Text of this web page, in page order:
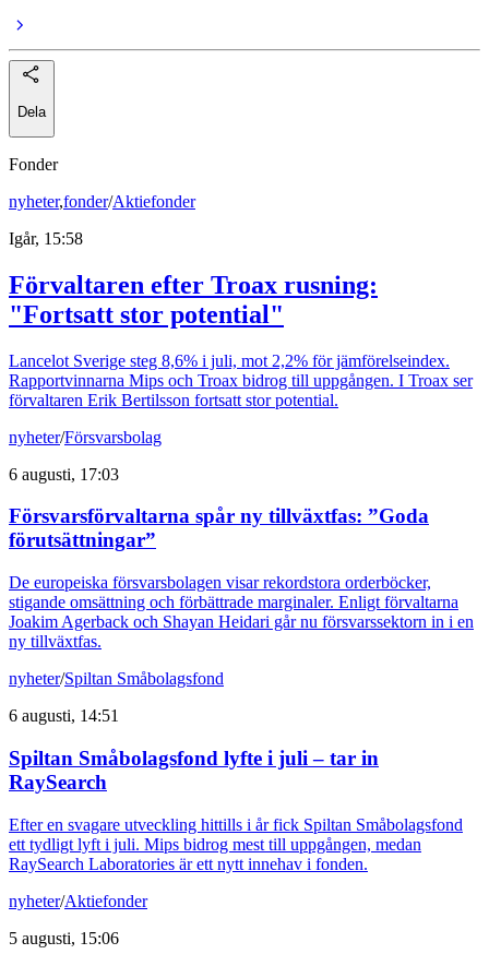
Dela
Fonder
nyheter,fonder/Aktiefonder
Igår, 15:58
Förvaltaren efter Troax rusning:
"Fortsatt stor potential"
Lancelot Sverige steg 8,6% i juli, mot 2,2% för jämförelseindex.
Rapportvinnarna Mips och Troax bidrog till uppgången. I Troax ser
förvaltaren Erik Bertilsson fortsatt stor potential.
nyheter/Försvarsbolag
6 augusti, 17:03
Försvarsförvaltarna spår ny tillväxtfas: ”Goda
förutsättningar”
De europeiska försvarsbolagen visar rekordstora orderböcker,
stigande omsättning och förbättrade marginaler. Enligt förvaltarna
Joakim Agerback och Shayan Heidari går nu försvarssektorn in i en
ny tillväxtfas.
nyheter/Spiltan Småbolagsfond
6 augusti, 14:51
Spiltan Småbolagsfond lyfte i juli – tar in
RaySearch
Efter en svagare utveckling hittills i år fick Spiltan Småbolagsfond
ett tydligt lyft i juli. Mips bidrog mest till uppgången, medan
RaySearch Laboratories är ett nytt innehav i fonden.
nyheter/Aktiefonder
5 augusti, 15:06